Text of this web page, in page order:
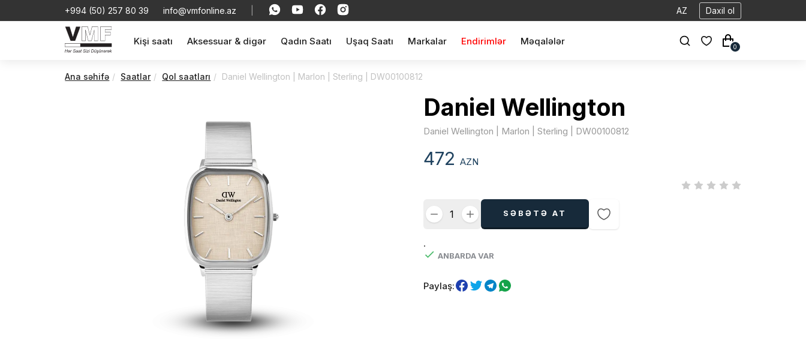
+994 (50) 257 80 39 info@vmfonline.az AZ Daxil ol
Kişi saatı Aksessuar & digər Qadın Saatı Uşaq Saatı Markalar Endirimlər Məqalələr
0
Ana səhifə Saatlar Qol saatları Daniel Wellington | Marlon | Sterling | DW00100812
Daniel Wellington
Daniel Wellington | Marlon | Sterling | DW00100812
472 AZN
SƏBƏTƏ AT
.
ANBARDA VAR
Paylaş: